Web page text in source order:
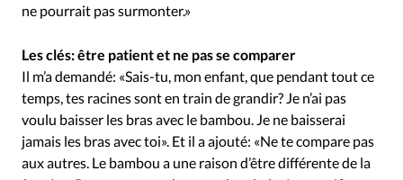
ne pourrait pas surmonter.»
Les clés: être patient et ne pas se comparer
Il m’a demandé: «Sais-tu, mon enfant, que pendant tout ce
temps, tes racines sont en train de grandir? Je n’ai pas
voulu baisser les bras avec le bambou. Je ne baisserai
jamais les bras avec toi». Et il a ajouté: «Ne te compare pas
aux autres. Le bambou a une raison d’être différente de la